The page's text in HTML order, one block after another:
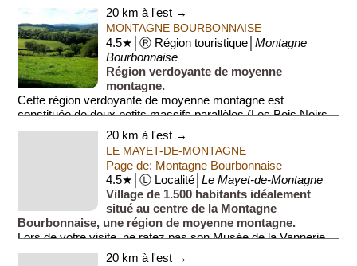
20 km à l'est →
MONTAGNE BOURBONNAISE
4.5★│Ⓡ Région touristique│Montagne
Bourbonnaise
Région verdoyante de moyenne
montagne.
Cette région verdoyante de moyenne montagne est
constituée de deux petits massifs parallèles (Les Bois Noirs
et Les Monts de la Madeleine). La région culmine ...
20 km à l'est →
LE MAYET-DE-MONTAGNE
Page de: Montagne Bourbonnaise
4.5★│Ⓛ Localité│Le Mayet-de-Montagne
Village de 1.500 habitants idéalement
situé au centre de la Montagne
Bourbonnaise, une région de moyenne montagne.
Lors de votre visite, ne ratez pas son Musée de la Vannerie,
un musée présentant...20 km à l'est →